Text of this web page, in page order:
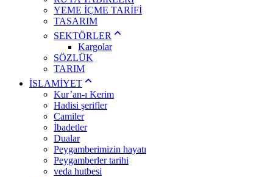
YEME İÇME TARİFİ
TASARIM
SEKTÖRLER
Kargolar
SÖZLÜK
TARIM
İSLAMİYET
Kur’an-ı Kerim
Hadisi şerifler
Camiler
İbadetler
Dualar
Peygamberimizin hayatı
Peygamberler tarihi
veda hutbesi